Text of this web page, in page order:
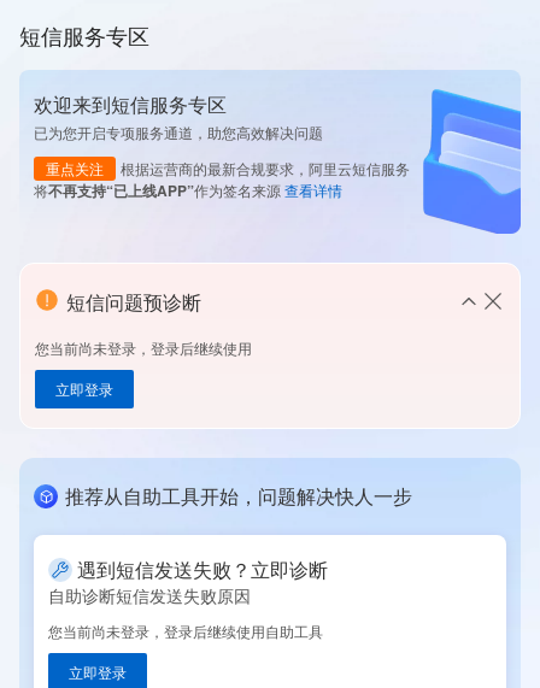
短信服务专区
欢迎来到短信服务专区
已为您开启专项服务通道，助您高效解决问题
重点关注
根据运营商的最新合规要求，阿里云短信服务
将不再支持“已上线APP”作为签名来源查看详情
短信问题预诊断
您当前尚未登录，登录后继续使用
立即登录
推荐从自助工具开始，问题解决快人一步
遇到短信发送失败？立即诊断
自助诊断短信发送失败原因
您当前尚未登录，登录后继续使用自助工具
立即登录